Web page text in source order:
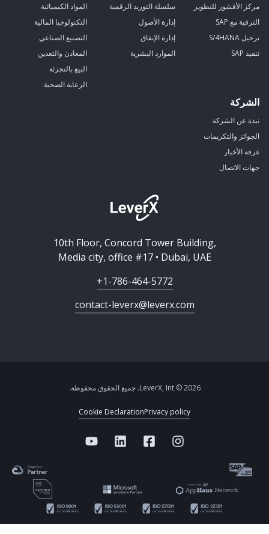
مركز الأفشور للتطوير
الترقية مع SAP
ترحيل S/4HANA
تنفيذ SAP
سلسلة التوريد الرقمية
إدارة الأصول
إدارة الإنفاق
الموارد البشرية
المواد الكيميائية
التكنولوجيا المالية
التصنيع الصناعي
المعادن والتعدين
البيع بالتجزئة
الرعاية الصحية
الشركة
نبذة عن الشركة
الجوائز والتكريمات
غرفة الأخبار
جهات الاتصال
10th Floor, Concord Tower Building,
Media city, office #17 • Dubai, UAE
+1-786-464-5772
contact-leverx@leverx.com
2026 © LeverX, Int. جميع الحقوق محفوظة.
Privacy policy
Cookie Declaration